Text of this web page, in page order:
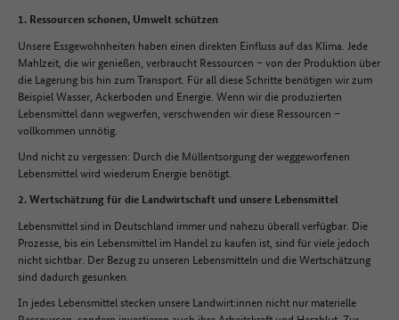
1. Ressourcen schonen, Umwelt schützen
Unsere Essgewohnheiten haben einen direkten Einfluss auf das Klima. Jede
Mahlzeit, die wir genießen, verbraucht Ressourcen – von der Produktion über
die Lagerung bis hin zum Transport. Für all diese Schritte benötigen wir zum
Beispiel Wasser, Ackerboden und Energie. Wenn wir die produzierten
Lebensmittel dann wegwerfen, verschwenden wir diese Ressourcen –
vollkommen unnötig.
Und nicht zu vergessen: Durch die Müllentsorgung der weggeworfenen
Lebensmittel wird wiederum Energie benötigt.
2. Wertschätzung für die Landwirtschaft und unsere Lebensmittel
Lebensmittel sind in Deutschland immer und nahezu überall verfügbar. Die
Prozesse, bis ein Lebensmittel im Handel zu kaufen ist, sind für viele jedoch
nicht sichtbar. Der Bezug zu unseren Lebensmitteln und die Wertschätzung
sind dadurch gesunken.
In jedes Lebensmittel stecken unsere Landwirt:innen nicht nur materielle